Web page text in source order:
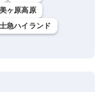
ヶ原高原
急ハイランド